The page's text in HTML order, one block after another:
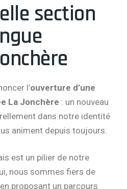
section
l’ouverture d’une
La Jonchère : un nouveau
dans notre identité
animent depuis toujours.
est un pilier de notre
nous sommes fiers de
proposant un parcours